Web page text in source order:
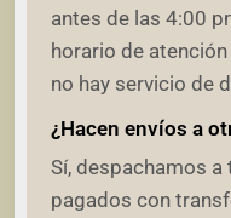
antes de las 4:00
horario de
no hay servicio de
¿Hacen envíos a
Sí, despachamos
pagados con